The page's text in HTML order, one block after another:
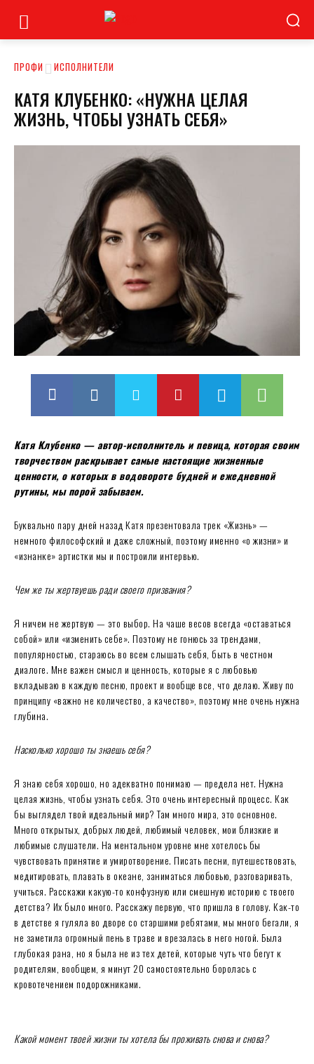
ПРОФИ ИСПОЛНИТЕЛИ
КАТЯ КЛУБЕНКО: «НУЖНА ЦЕЛАЯ
ЖИЗНЬ, ЧТОБЫ УЗНАТЬ СЕБЯ»
Катя Клубенко — автор-исполнитель и певица, которая своим
творчеством раскрывает самые настоящие жизненные
ценности, о которых в водовороте будней и ежедневной
рутины, мы порой забываем.
Буквально пару дней назад Катя презентовала трек «Жизнь» —
немного философский и даже сложный, поэтому именно «о жизни» и
«изнанке» артистки мы и построили интервью.
Чем же ты жертвуешь ради своего призвания?
Я ничем не жертвую — это выбор. На чаше весов всегда «оставаться
собой» или «изменить себе». Поэтому не гонюсь за трендами,
популярностью, стараюсь во всем слышать себя, быть в честном
диалоге. Мне важен смысл и ценность, которые я с любовью
вкладываю в каждую песню, проект и вообще все, что делаю. Живу по
принципу «важно не количество, а качество», поэтому мне очень нужна
глубина.
Насколько хорошо ты знаешь себя?
Я знаю себя хорошо, но адекватно понимаю — предела нет. Нужна
целая жизнь, чтобы узнать себя. Это очень интересный процесс. Как
бы выглядел твой идеальный мир? Там много мира, это основное.
Много открытых, добрых людей, любимый человек, мои близкие и
любимые слушатели. На ментальном уровне мне хотелось бы
чувствовать принятие и умиротворение. Писать песни, путешествовать,
медитировать, плавать в океане, заниматься любовью, разговаривать,
учиться. Расскажи какую-то конфузную или смешную историю с твоего
детства? Их было много. Расскажу первую, что пришла в голову. Как-то
в детстве я гуляла во дворе со старшими ребятами, мы много бегали, я
не заметила огромный пень в траве и врезалась в него ногой. Была
глубокая рана, но я была не из тех детей, которые чуть что бегут к
родителям, вообщем, я минут 20 самостоятельно боролась с
кровотечением подорожниками.
Какой момент твоей жизни ты хотела бы проживать снова и снова?